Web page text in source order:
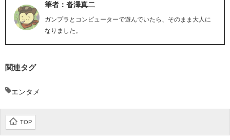
筆者：沓澤真二
ガンプラとコンピューターで遊んでいたら、そのまま大人に
なりました。
関連タグ
エンタメ
TOP